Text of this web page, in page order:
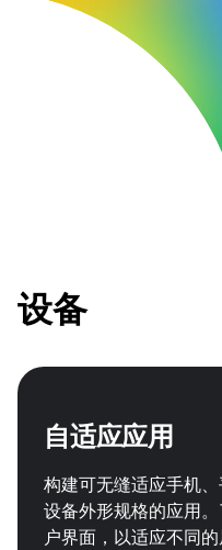
设备
自适应应用
构建可无缝适应手机
设备外形规格的应用
户界面，以适应不同